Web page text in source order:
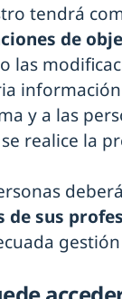
tendrá
de
las
y a las
realice la
de sus